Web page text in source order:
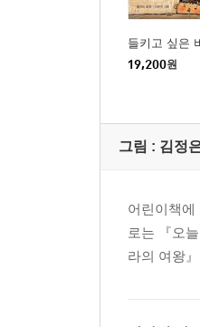
들키고 싶은
19,200원
그림 : 김정
어린이책에
로는 『오
라의 여왕